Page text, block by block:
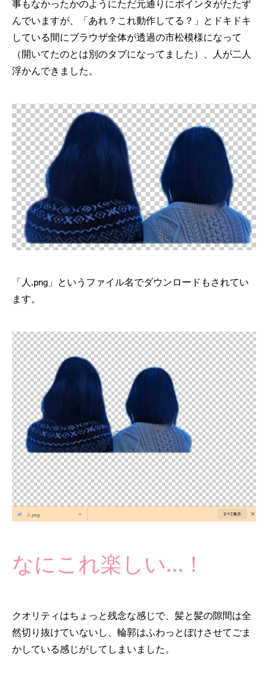
事もなかったかのようにただ元通りにポインタがたたず
んでいますが、「あれ？これ動作してる？」とドキドキ
している間にブラウザ全体が透過の市松模様になって
（開いてたのとは別のタブになってました）、人が二人
浮かんできました。
「人.png」というファイル名でダウンロードもされてい
ます。
なにこれ楽しい…！
クオリティはちょっと残念な感じで、髪と髪の隙間は全
然切り抜けていないし、輪郭はふわっとぼけさせてごま
かしている感じがしてしまいました。